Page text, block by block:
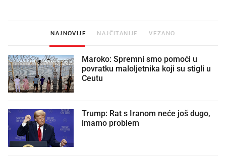
NAJNOVIJE NAJČITANIJE VEZANO
Maroko: Spremni smo pomoći u
povratku maloljetnika koji su stigli u
Ceutu
Trump: Rat s Iranom neće još dugo,
imamo problem